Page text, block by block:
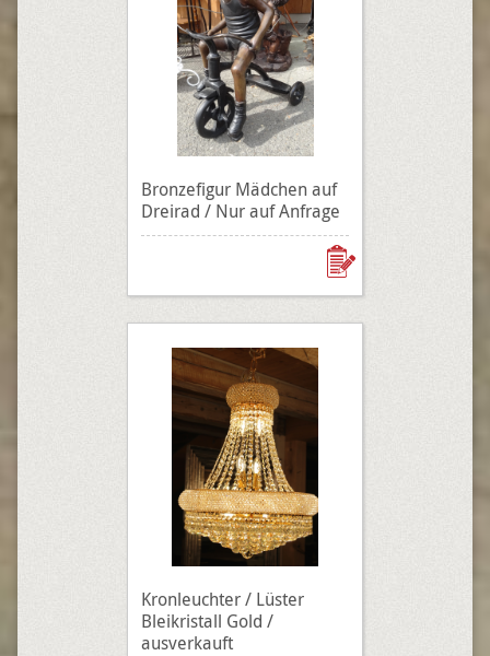
Bronzefigur Mädchen auf
Dreirad / Nur auf Anfrage
Kronleuchter / Lüster
Bleikristall Gold /
ausverkauft